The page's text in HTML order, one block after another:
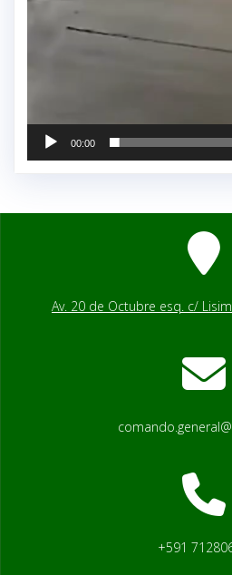
00:00
Av. 20 de Octubre esq. c/
+591